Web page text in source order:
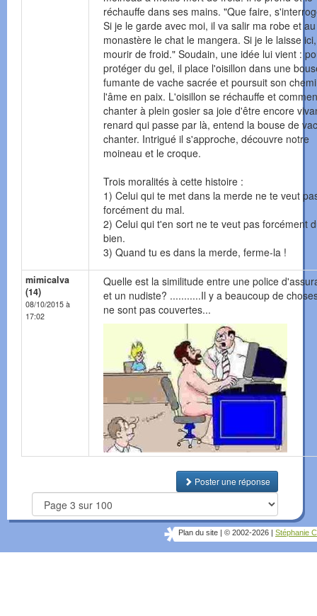
réchauffe dans ses mains. "Que faire,
Si je le garde avec moi, il va salir ma robe et au
monastère le chat le mangera. Si je le laisse
mourir de froid." Soudain, une idée lui vient :
protéger du gel, il place l'oisillon dans une
fumante de vache sacrée et poursuit son
l'âme en paix. L'oisillon se réchauffe et
chanter à plein gosier sa joie d'être encore
renard qui passe par là, entend la bouse de
chanter. Intrigué il s'approche, découvre notre
moineau et le croque.
Trois moralités à cette histoire :
1) Celui qui te met dans la merde ne te veut
forcément du mal.
2) Celui qui t'en sort ne te veut pas forcément
bien.
3) Quand tu es dans la merde, ferme-la !
mimicalva
(14)
08/10/2015 à
17:02
Quelle est la similitude entre une police
et un nudiste? ...........Il y a beaucoup de
ne sont pas couvertes...
Poster une réponse
Plan du site © 2002-2026 Stéphanie C